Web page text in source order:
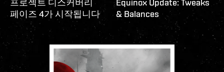
프로젝트 디스커버리
페이즈 4가 시작됩니다
Equinox Update: Tweaks
& Balances